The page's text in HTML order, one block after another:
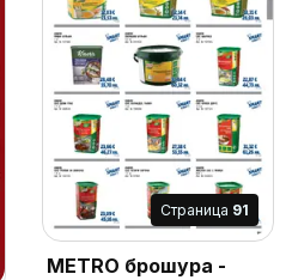
Cтраница 91
METRO брошура -